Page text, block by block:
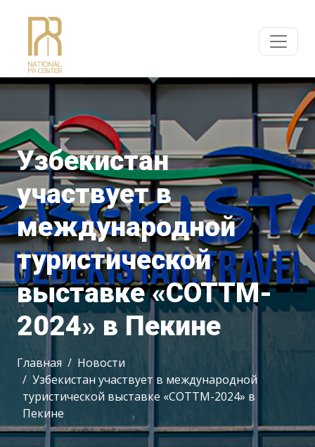
Узбекистан
участвует в
международной
туристической
выставке «COTTM-
2024» в Пекине
Главная
Новости
Узбекистан участвует в международной
туристической выставке «COTTM-2024» в
Пекине